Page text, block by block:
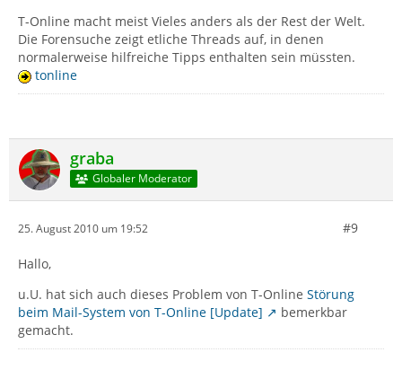
T-Online macht meist Vieles anders als der Rest der Welt.
Die Forensuche zeigt etliche Threads auf, in denen
normalerweise hilfreiche Tipps enthalten sein müssten.
tonline
graba
Globaler Moderator
25. August 2010 um 19:52 #9
Hallo,
u.U. hat sich auch dieses Problem von T-Online Störung
beim Mail-System von T-Online [Update]
bemerkbar
gemacht.